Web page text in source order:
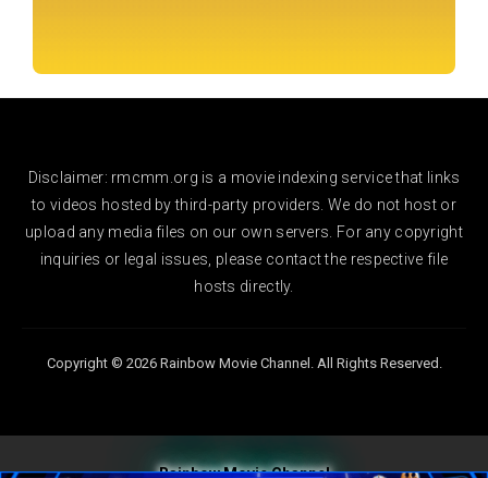
Disclaimer: rmcmm.org is a movie indexing service that links
to videos hosted by third-party providers. We do not host or
upload any media files on our own servers. For any copyright
inquiries or legal issues, please contact the respective file
hosts directly.
Copyright © 2026 Rainbow Movie Channel. All Rights Reserved.
Rainbow Movie Channel